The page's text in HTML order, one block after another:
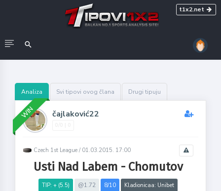
t1x2.net
Analiza Svi tipovi ovog člana Drugi tipuju
WIN čajlaković22
Czech 1st League / 01.03.2015. 17:00
Usti Nad Labem - Chomutov
TIP: + (5.5) @1.72 8/10 Kladionicaa: Unibet